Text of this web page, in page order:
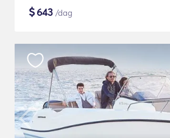
$643 /dag